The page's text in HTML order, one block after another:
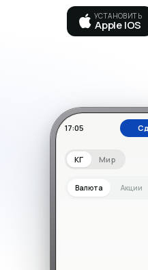
УСТАНОВИТЬ
Apple IOS
17:05
КГ Мир
Валюта Акции